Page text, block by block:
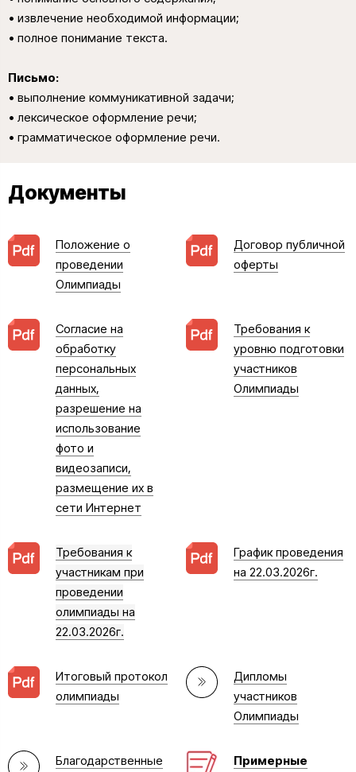
• извлечение необходимой информации;
• полное понимание текста.
Письмо:
• выполнение коммуникативной задачи;
• лексическое оформление речи;
• грамматическое оформление речи.
Документы
Положение о
проведении
Олимпиады
Договор публичной
оферты
Согласие на
обработку
персональных
данных,
разрешение на
использование
фото и
видеозаписи,
размещение их в
сети Интернет
Требования к
уровню подготовки
участников
Олимпиады
Требования к
участникам при
проведении
олимпиады на
22.03.2026г.
График проведения
на 22.03.2026г.
Итоговый протокол
олимпиады
Дипломы
участников
Олимпиады
Благодарственные
Примерные